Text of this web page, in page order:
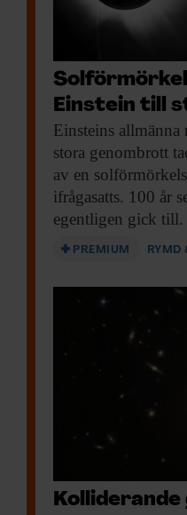
Einstein till
Einsteins allmänna
stora genombrott
av en
ifrågasatts. 100 år
egentligen gick till.
PREMIUM RYMD